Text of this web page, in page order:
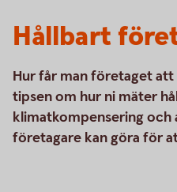
Hållbart
Hur får man företaget
tipsen om hur ni mäter
klimatkompensering och
företagare kan göra för